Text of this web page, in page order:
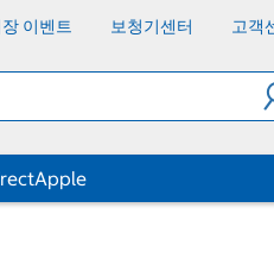
이벤트 보청기센터 고객
Apple